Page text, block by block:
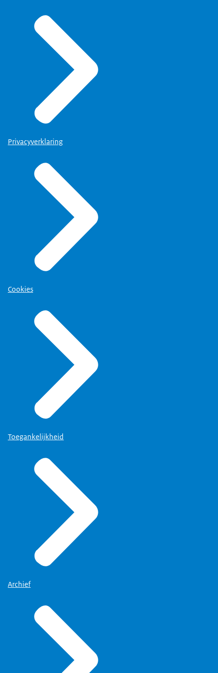
Privacyverklaring
Cookies
Toegankelijkheid
Archief